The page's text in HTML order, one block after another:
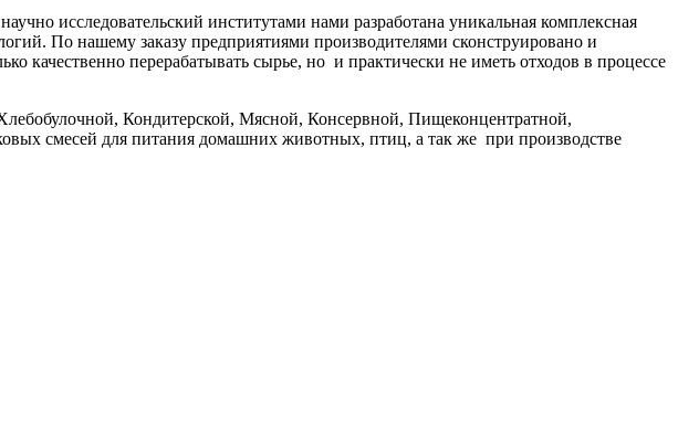
исследовательский институтами нами разработана уникальная комплексная
По нашему заказу предприятиями производителями сконструировано и
качественно перерабатывать сырье, но и практически не иметь отходов в процессе
Кондитерской, Мясной, Консервной, Пищеконцентратной,
смесей для питания домашних животных, птиц, а так же при производстве